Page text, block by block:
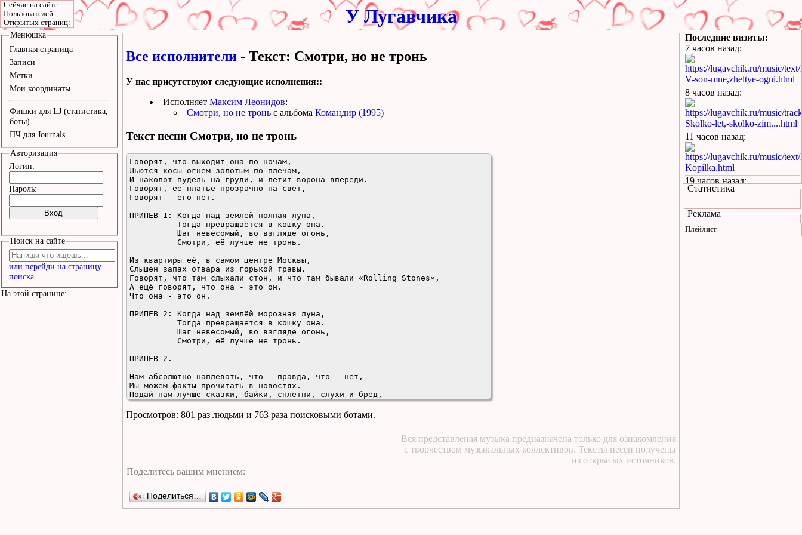
У Лугавчика
Все исполнители - Текст: Смотри, но не тронь
У нас присутствуют следующие исполнения::
Исполняет Максим Леонидов:
Смотри, но не тронь с альбома Командир (1995)
Текст песни Смотри, но не тронь
Говорят, что выходит она по ночам,
Льются косы огнём золотым по плечам,
И наколот пудель на груди, и летит ворона впереди.
Говорят, её платье прозрачно на свет,
Говорят - его нет.
ПРИПЕВ 1: Когда над землёй полная луна,
Из квартиры её, в самом центре Москвы,
Слышен запах отвара из горькой травы.
Говорят, что там слыхали стон, и что там бывали «Rolling Stones»,
А ещё говорят, что она - это он.
Что она - это он.
ПРИПЕВ 2: Когда над землёй морозная луна,
ПРИПЕВ 2.
Нам абсолютно наплевать, что - правда, что - нет,
Мы можем факты прочитать в новостях.
Подай нам лучше сказки, байки, сплетни, слухи и бред,
И мы сумеем поплясать на костях.
ПРИПЕВ 1.
Просмотров: 801 раз людьми и 763 раза поисковыми ботами.
Вся представленая музыка предназначена только для ознакомления
с творчеством музыкальных коллективов. Тексты песен получены
из открытых источников.
Поделиться…
Менюшка
Главная страница
Записи
Метки
Мои координаты
Фишки для LJ (статистика,
боты)
ПЧ для Journals
Авторизация
Логин:
Пароль:
Поиск на сайте
или перейди на страницу
поиска
На этой странице:
Последние визиты:
7 часов назад:
https://lugavchik.ru/music/
V-son-mne,zheltye-ogni.html
8 часов назад:
https://lugavchik.ru/music/
Skolko-let,-skolko-zim....html
11 часов назад:
https://lugavchik.ru/music/
Kopilka.html
19 часов назад:
Kukaracha.html
21 час назад:
Статистика
Реклама
Плейлист
Сейчас на сайте:
Пользователей:
Открытых страниц: